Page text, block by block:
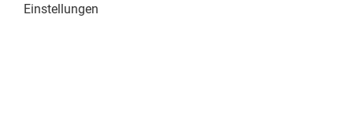
Einstellungen